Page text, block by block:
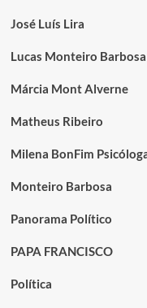
José Luís Lira
Lucas Monteiro Barbosa
Márcia Mont Alverne
Matheus Ribeiro
Milena BonFim
Monteiro Barbosa
Panorama Político
PAPA FRANCISCO
Política